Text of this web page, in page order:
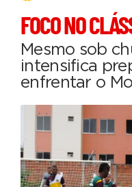
FOCO NO
Mesmo sob
intensifica
enfrentar o